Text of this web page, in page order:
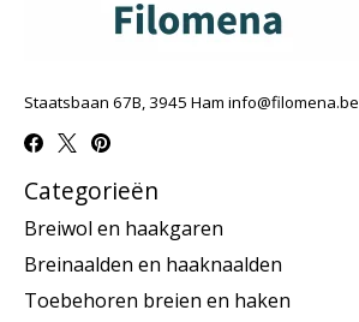
Staatsbaan 67B, 3945 Ham info@filomena.be
Categorieën
Breiwol en haakgaren
Breinaalden en haaknaalden
Toebehoren breien en haken